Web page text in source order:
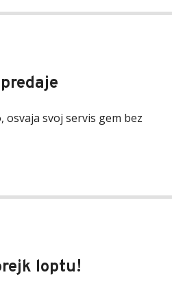
svoj servis gem bez
loptu!